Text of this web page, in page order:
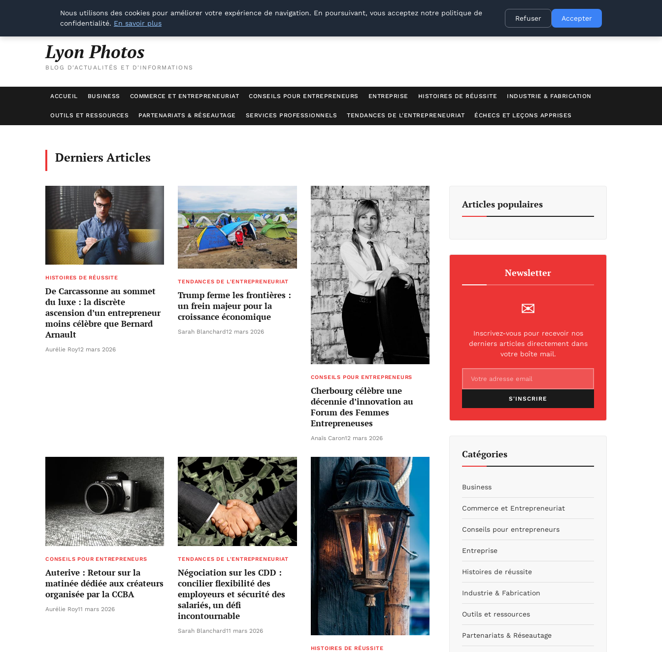
vendredi 7 août 2026
Lyon Photos
BLOG D'ACTUALITÉS ET D'INFORMATIONS
ACCUEIL BUSINESS COMMERCE ET ENTREPRENEURIAT CONSEILS POUR ENTREPRENEURS ENTREPRISE HISTOIRES DE RÉUSSITE INDUSTRIE & FABRICATION
OUTILS ET RESSOURCES PARTENARIATS & RÉSEAUTAGE SERVICES PROFESSIONNELS TENDANCES DE L'ENTREPRENEURIAT ÉCHECS ET LEÇONS APPRISES
Derniers Articles
HISTOIRES DE RÉUSSITE
De Carcassonne au sommet
du luxe : la discrète
ascension d’un entrepreneur
moins célèbre que Bernard
Arnault
Aurélie Roy12 mars 2026
TENDANCES DE L'ENTREPRENEURIAT
Trump ferme les frontières :
un frein majeur pour la
croissance économique
Sarah Blanchard12 mars 2026
CONSEILS POUR ENTREPRENEURS
Cherbourg célèbre une
décennie d’innovation au
Forum des Femmes
Entrepreneuses
Anaïs Caron12 mars 2026
CONSEILS POUR ENTREPRENEURS
Auterive : Retour sur la
matinée dédiée aux créateurs
organisée par la CCBA
Aurélie Roy11 mars 2026
TENDANCES DE L'ENTREPRENEURIAT
Négociation sur les CDD :
concilier flexibilité des
employeurs et sécurité des
salariés, un défi
incontournable
Sarah Blanchard11 mars 2026
HISTOIRES DE RÉUSSITE
Articles populaires
Newsletter
✉
Inscrivez-vous pour recevoir nos
derniers articles directement dans
votre boîte mail.
S'INSCRIRE
Catégories
Business
Commerce et Entrepreneuriat
Conseils pour entrepreneurs
Entreprise
Histoires de réussite
Industrie & Fabrication
Outils et ressources
Partenariats & Réseautage
Nous utilisons des cookies pour améliorer votre expérience de navigation. En poursuivant, vous acceptez notre politique de
confidentialité. En savoir plus
Refuser Accepter